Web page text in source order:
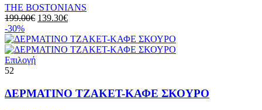
THE BOSTONIANS
199.00€ 139.30€
-30%
Επιλογή
52
ΔΕΡΜΑΤΙΝΟ ΤΖΑΚΕΤ-ΚΑΦΕ ΣΚΟΥΡΟ